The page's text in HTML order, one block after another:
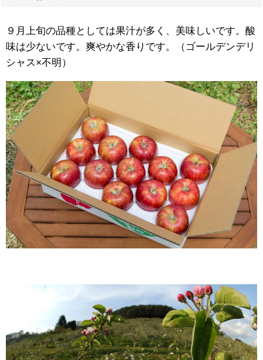
９月上旬の品種としては果汁が多く、美味しいです。酸
味は少ないです。爽やかな香りです。（ゴールデンデリ
シャス×不明）